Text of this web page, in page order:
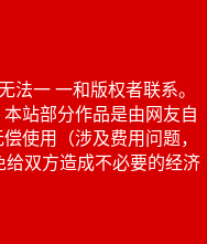
一 一和版权者联系。
站部分作品是由网友自
使用（涉及费用问题，
双方造成不必要的经济